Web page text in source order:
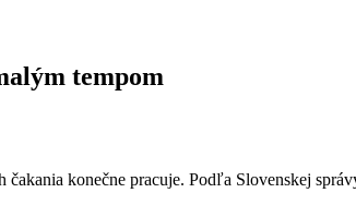
tempom
konečne pracuje. Podľa Slovenskej